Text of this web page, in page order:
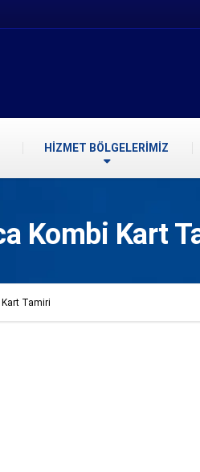
HİZMET BÖLGELERİMİZ
Kombi Kart
Tamiri